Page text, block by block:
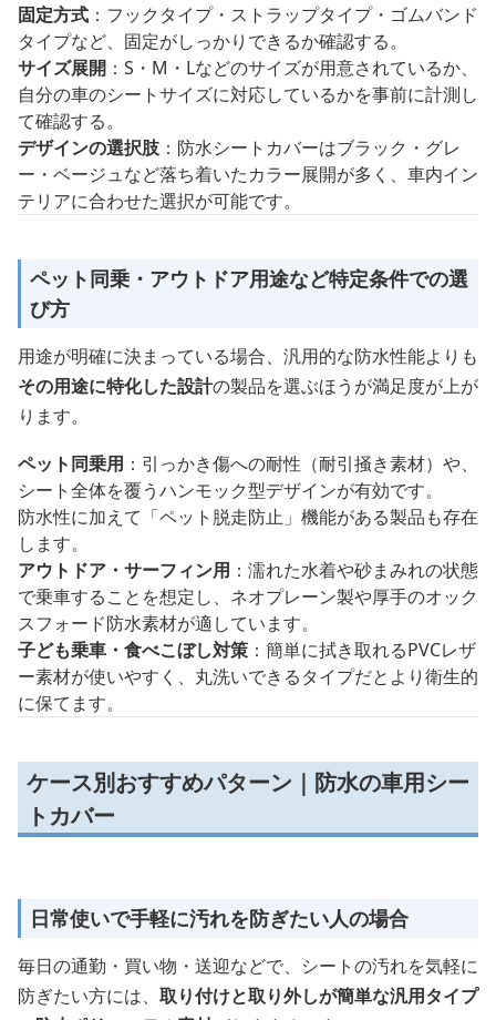
固定方式 ：フックタイプ・ストラップタイプ・ゴムバンド
タイプなど、固定がしっかりできるか確認する。
サイズ展開 ：S・M・Lなどのサイズが用意されているか、
自分の車のシートサイズに対応しているかを事前に計測し
て確認する。
デザインの選択肢 ：防水シートカバーはブラック・グレ
ー・ベージュなど落ち着いたカラー展開が多く、車内イン
テリアに合わせた選択が可能です。
ペット同乗・アウトドア用途など特定条件での選
び方
用途が明確に決まっている場合、汎用的な防水性能よりも
その用途に特化した設計の製品を選ぶほうが満足度が上が
ります。
ペット同乗用 ：引っかき傷への耐性（耐引掻き素材）や、
シート全体を覆うハンモック型デザインが有効です。
防水性に加えて「ペット脱走防止」機能がある製品も存在
します。
アウトドア・サーフィン用 ：濡れた水着や砂まみれの状態
で乗車することを想定し、ネオプレーン製や厚手のオック
スフォード防水素材が適しています。
子ども乗車・食べこぼし対策 ：簡単に拭き取れるPVCレザ
ー素材が使いやすく、丸洗いできるタイプだとより衛生的
に保てます。
ケース別おすすめパターン｜防水の車用シー
トカバー
日常使いで手軽に汚れを防ぎたい人の場合
毎日の通勤・買い物・送迎などで、シートの汚れを気軽に
防ぎたい方には、 取り付けと取り外しが簡単な汎用タイプ